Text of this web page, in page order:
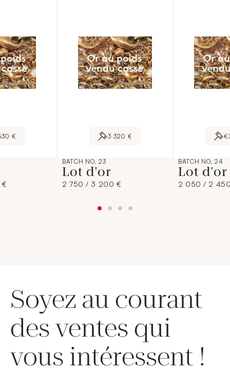
€ 3 320 €
BATCH NO. 23
Lot d'or
2 750 / 3 200 €
BATCH NO. 24
Lot d'or
2 050 / 2
Soyez au courant
des ventes qui
vous intéressent !